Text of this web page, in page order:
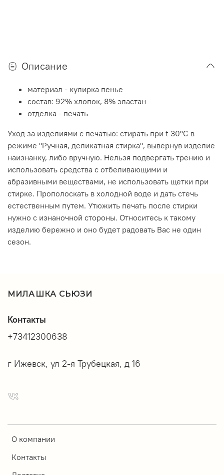
Описание
материал - кулирка пенье
состав: 92% хлопок, 8% эластан
отделка - печать
Уход за изделиями с печатью: стирать при t 30°C в
режиме "Ручная, деликатная стирка", вывернув изделие
наизнанку, либо вручную. Нельзя подвергать трению и
использовать средства с отбеливающими и
абразивными веществами, не использовать щетки при
стирке. Прополоскать в холодной воде и дать стечь
естественным путем. Утюжить печать после стирки
нужно с изнаночной стороны. Относитесь к такому
изделию бережно и оно будет радовать Вас не один
сезон.
МИЛАШКА СЬЮЗИ
О компании
Контакты
Контакты
+73412300638
г Ижевск, ул 2-я Трубецкая, д 16